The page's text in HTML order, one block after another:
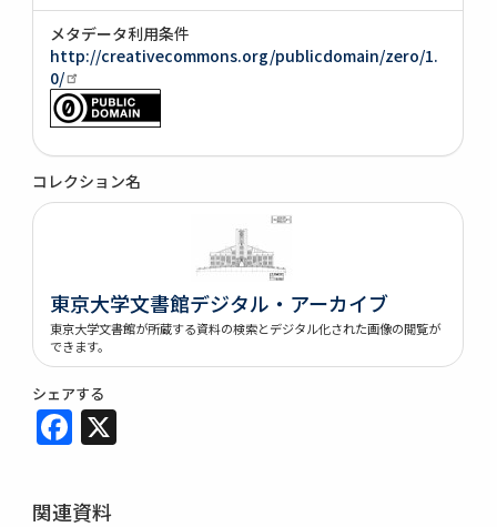
メタデータ利用条件
http://creativecommons.org/publicdomain/zero/1.
0/
コレクション名
東京大学文書館デジタル・アーカイブ
東京大学文書館が所蔵する資料の検索とデジタル化された画像の閲覧が
できます。
シェアする
Facebook
関連資料